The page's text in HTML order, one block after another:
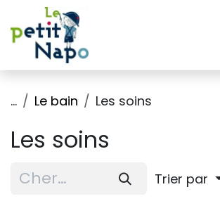
Se rendre au contenu
... Le bain Les soins
Les soins
Trier par